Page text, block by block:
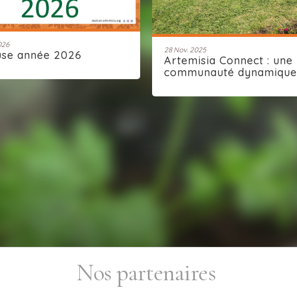
année 2026 28 Nov. 2025
Artemisia Connect : une
communauté dynamique
Nos partenaires